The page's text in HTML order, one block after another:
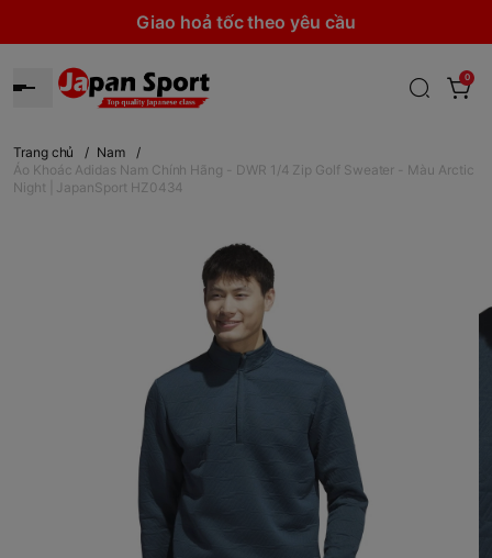
Giao hoả tốc theo yêu cầu
0
Trang chủ / Nam
/
Áo Khoác Adidas Nam Chính Hãng - DWR 1/4 Zip Golf Sweater - Màu Arctic
Night | JapanSport HZ0434